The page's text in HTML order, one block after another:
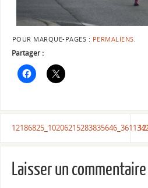
POUR MARQUE-PAGES : PERMALIENS.
Partager :
Laisser un commentaire